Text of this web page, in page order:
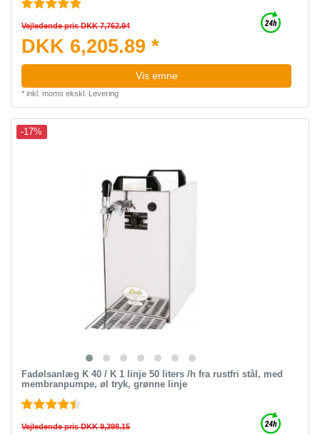
Vejledende pris DKK 7,762.94
DKK 6,205.89 *
Vis emne
* inkl. moms ekskl. Levering
-17%
Fadølsanlæg K 40 / K 1 linje 50 liters /h fra rustfri stål, med
membranpumpe, øl tryk, grønne linje
Vejledende pris DKK 9,398.15